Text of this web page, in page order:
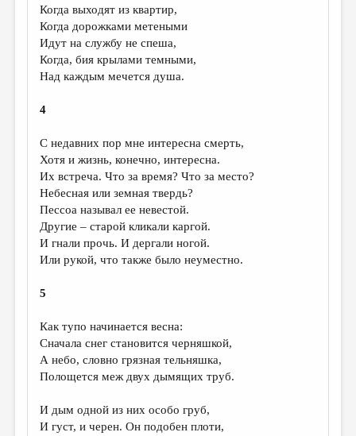
ПУБЛИЦИСТИКА
РЕЦЕНЗИРОВАНИЕ
ЦИКЛЫ ПУБЛИКАЦИЙ
ВКОНТАКТЕ
Когда выходят из квартир,
Когда дорожками метеными
Идут на службу не спеша,
Когда, бия крылами темными,
Над каждым мечется душа.
4
С недавних пор мне интересна смерть,
Хотя и жизнь, конечно, интересна.
Их встреча. Что за время? Что за место?
Небесная или земная твердь?
Пессоа называл ее невестой.
Другие – старой кликали каргой.
И гнали прочь. И дергали ногой.
Или рукой, что также было неуместно.
5
Как тупо начинается весна:
Сначала снег становится черняшкой,
А небо, словно грязная тельняшка,
Полощется меж двух дымящих труб.
И дым одной из них особо груб,
И густ, и черен. Он подобен плоти,